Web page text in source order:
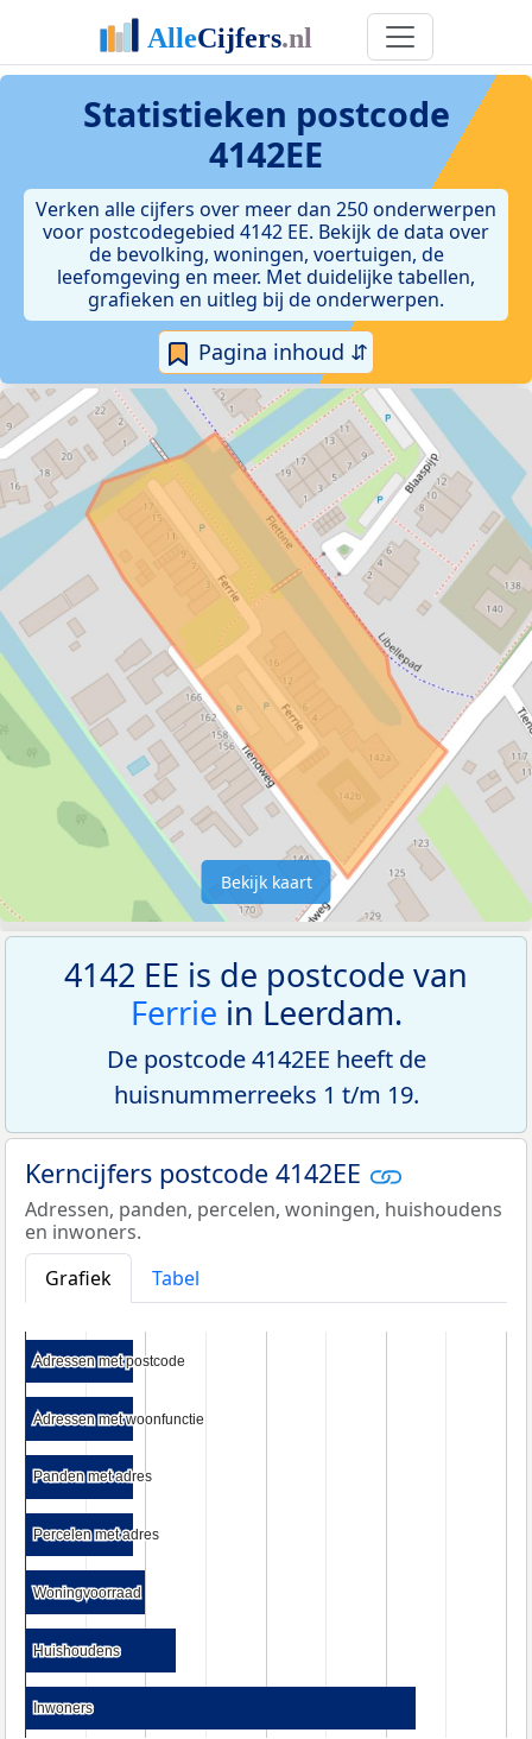
Statistieken postcode
4142EE
Verken alle cijfers over meer dan 250 onderwerpen
voor postcodegebied 4142 EE. Bekijk de data over
de bevolking, woningen, voertuigen, de
leefomgeving en meer. Met duidelijke tabellen,
grafieken en uitleg bij de onderwerpen.
Pagina inhoud ⇵
Bekijk kaart
4142 EE is de postcode van
Ferrie in Leerdam.
De postcode 4142EE heeft de
huisnummerreeks 1 t/m 19.
Kerncijfers postcode 4142EE
Adressen, panden, percelen, woningen, huishoudens
en inwoners.
Grafiek
Tabel
Adressen met postcode
Adressen met postcode
Adressen met woonfunctie
Adressen met woonfunctie
Panden met adres
Panden met adres
Percelen met adres
Percelen met adres
Woningvoorraad
Woningvoorraad
Huishoudens
Huishoudens
Inwoners
Inwoners